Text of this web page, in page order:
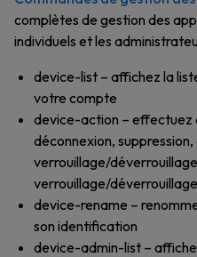
complètes de gestion des
individuels et les
device-list – affichez la
votre compte
device-action – effectuez
déconnexion,
verrouillage/
verrouillage/déverrouillage
device-rename –
son identification
device-admin-list –